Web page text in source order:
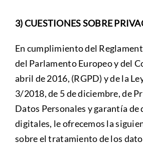
3) CUESTIONES SOBRE
En cumplimiento del
del Parlamento Europeo y del
abril de 2016, (RGPD) y de la
3/2018, de 5 de diciembre, de
Datos Personales y garantía de
digitales, le ofrecemos la
sobre el tratamiento de los